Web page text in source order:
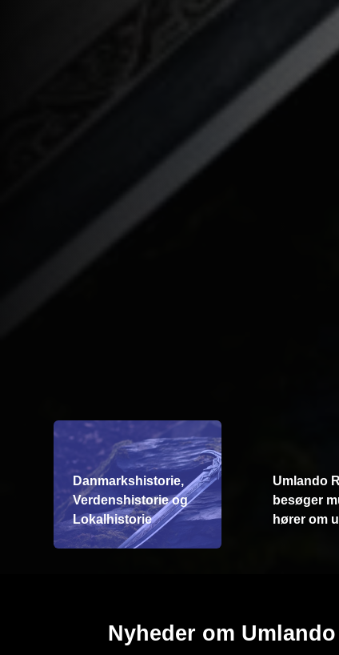
Danmarkshistorie,
Verdenshistorie og
Lokalhistorie
Umlando
besøger
hører om
Nyheder om